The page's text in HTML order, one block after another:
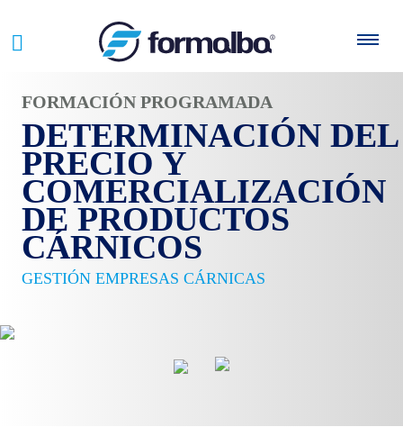
FORMACIÓN PROGRAMADA
DETERMINACIÓN DEL
PRECIO Y
COMERCIALIZACIÓN
DE PRODUCTOS
CÁRNICOS
GESTIÓN EMPRESAS CÁRNICAS